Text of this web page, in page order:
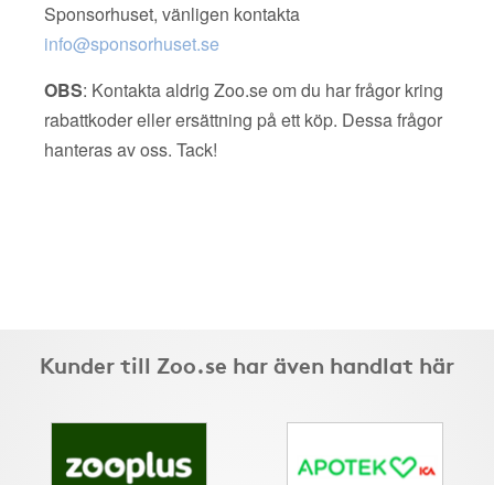
Sponsorhuset, vänligen kontakta
info@sponsorhuset.se
OBS: Kontakta aldrig Zoo.se om du har frågor kring
rabattkoder eller ersättning på ett köp. Dessa frågor
hanteras av oss. Tack!
Kunder till Zoo.se har även handlat här